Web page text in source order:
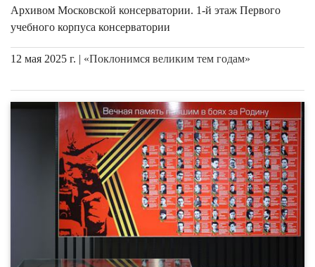
Архивом Московской консерватории. 1-й этаж Первого
учебного корпуса консерватории
12 мая 2025 г. | «Поклонимся великим тем годам»